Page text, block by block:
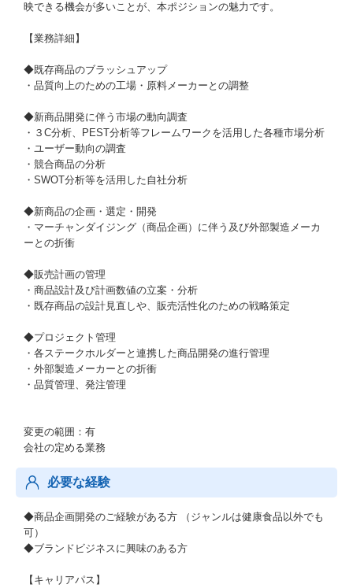
映できる機会が多いことが、本ポジションの魅力です。
【業務詳細】
◆既存商品のブラッシュアップ
・品質向上のための工場・原料メーカーとの調整
◆新商品開発に伴う市場の動向調査
・３C分析、PEST分析等フレームワークを活用した各種市場分析
・ユーザー動向の調査
・競合商品の分析
・SWOT分析等を活用した自社分析
◆新商品の企画・選定・開発
・マーチャンダイジング（商品企画）に伴う及び外部製造メーカ
ーとの折衝
◆販売計画の管理
・商品設計及び計画数値の立案・分析
・既存商品の設計見直しや、販売活性化のための戦略策定
◆プロジェクト管理
・各ステークホルダーと連携した商品開発の進行管理
・外部製造メーカーとの折衝
・品質管理、発注管理
変更の範囲：有
会社の定める業務
必要な経験
◆商品企画開発のご経験がある方 （ジャンルは健康食品以外でも
可）
◆ブランドビジネスに興味のある方
【キャリアパス】